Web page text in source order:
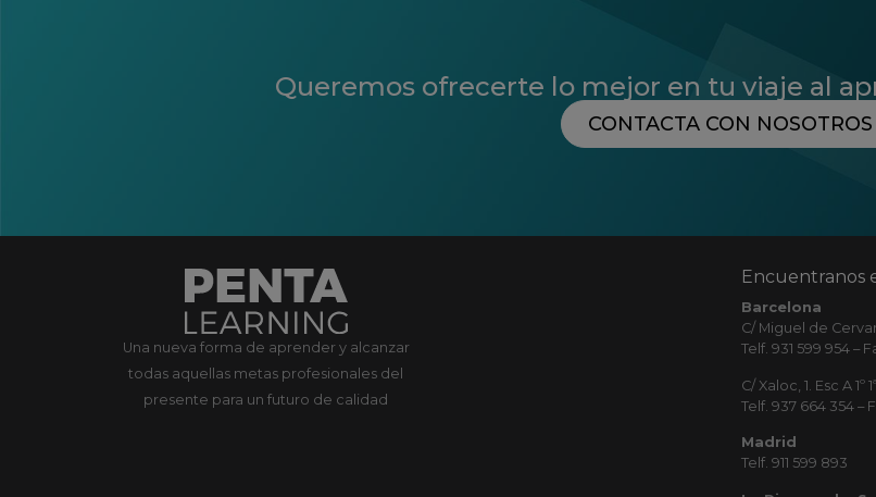
Queremos ofrecerte lo mejor en tu viaje al
CONTACTA CON NOSOTROS
Una nueva forma de aprender y alcanzar
todas aquellas metas profesionales del
presente para un futuro de calidad
Encuentranos
Barcelona
C/ Miguel de
Telf. 931 599 954 –
C/ Xaloc, 1. Esc A
Telf. 937 664 354 –
Madrid
Telf. 911 599 893